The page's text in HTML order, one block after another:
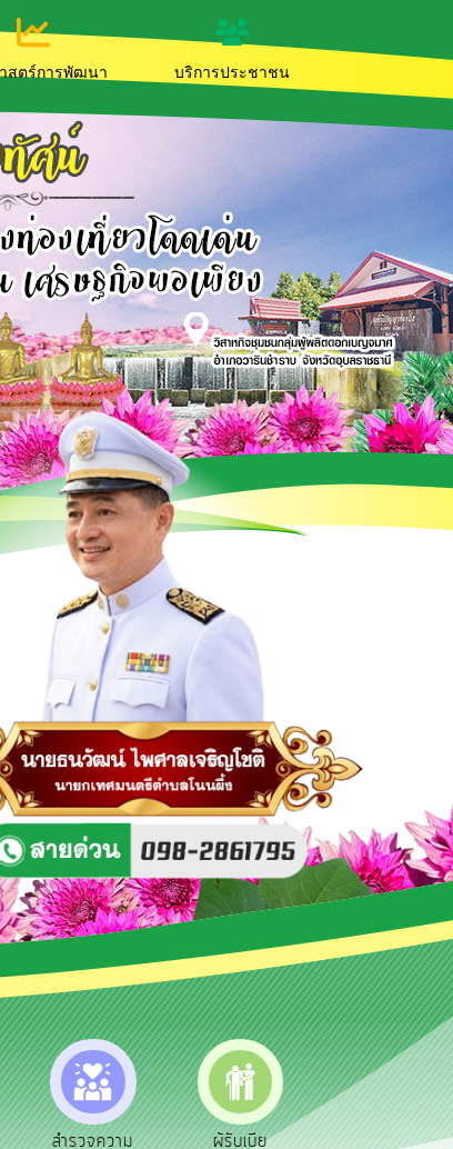
สตร์การพัฒนา บริการประชาชน
สำรวจความ
ผู้รับเบีย
ประเมินภาษี